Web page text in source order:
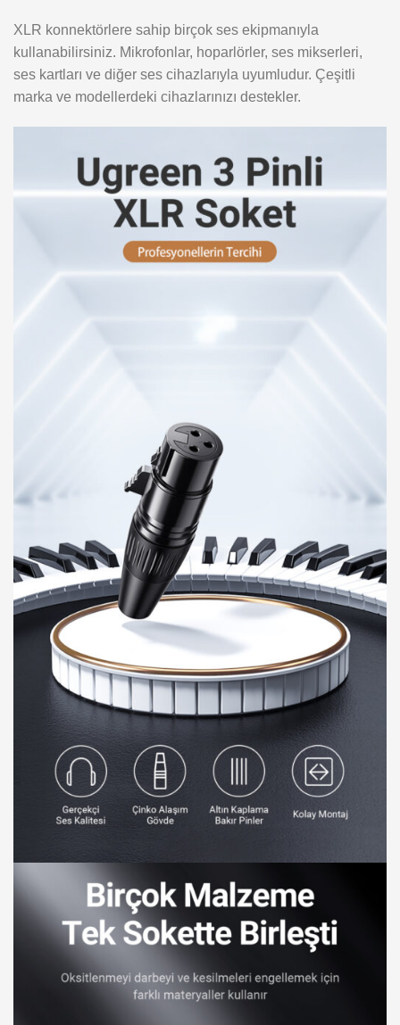
XLR konnektörlere sahip birçok ses ekipmanıyla
kullanabilirsiniz. Mikrofonlar, hoparlörler, ses mikserleri,
ses kartları ve diğer ses cihazlarıyla uyumludur. Çeşitli
marka ve modellerdeki cihazlarınızı destekler.